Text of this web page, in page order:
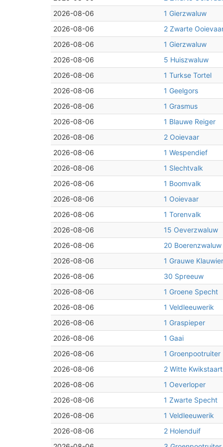
2026-08-06
1 Gierzwaluw
2026-08-06
2 Zwarte
2026-08-06
1 Gierzwaluw
2026-08-06
5 Huiszwaluw
2026-08-06
1 Turkse Tortel
2026-08-06
1 Geelgors
2026-08-06
1 Grasmus
2026-08-06
1 Blauwe Reiger
2026-08-06
2 Ooievaar
2026-08-06
1 Wespendief
2026-08-06
1 Slechtvalk
2026-08-06
1 Boomvalk
2026-08-06
1 Ooievaar
2026-08-06
1 Torenvalk
2026-08-06
15 Oeverzwaluw
2026-08-06
20 Boerenzwaluw
2026-08-06
1 Grauwe Klauwier
2026-08-06
30 Spreeuw
2026-08-06
1 Groene Specht
2026-08-06
1 Veldleeuwerik
2026-08-06
1 Graspieper
2026-08-06
1 Gaai
2026-08-06
1 Groenpootruiter
2026-08-06
2 Witte Kwikstaart
2026-08-06
1 Oeverloper
2026-08-06
1 Zwarte Specht
2026-08-06
1 Veldleeuwerik
2026-08-06
2 Holenduif